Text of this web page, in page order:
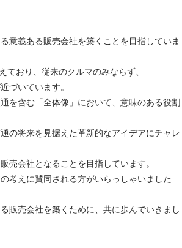
意義ある販売会社を築くことを目指していま
おり、従来のクルマのみならず、
づいています。
を含む「全体像」において、意味のある役割
の将来を見据えた革新的なアイデアにチャレ
売会社となることを目指しています。
考えに賛同される方がいらっしゃいました
販売会社を築くために、共に歩んでいきまし